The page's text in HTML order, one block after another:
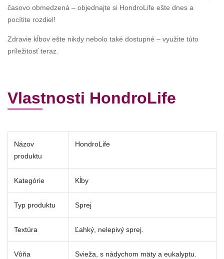
časovo obmedzená – objednajte si HondroLife ešte dnes a
pocítite rozdiel!
Zdravie kĺbov ešte nikdy nebolo také dostupné – využite túto
príležitosť teraz.
Vlastnosti HondroLife
Názov
produktu
HondroLife
Kategórie Kĺby
Typ produktu Sprej
Textúra Ľahký, nelepivý sprej.
Vôňa Svieža, s nádychom mäty a eukalyptu.